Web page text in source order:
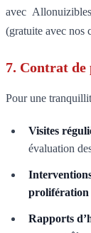
avec
(gratuite avec nos
7. Contrat
Pour une
Visites
évaluation
prolifération
Rapports